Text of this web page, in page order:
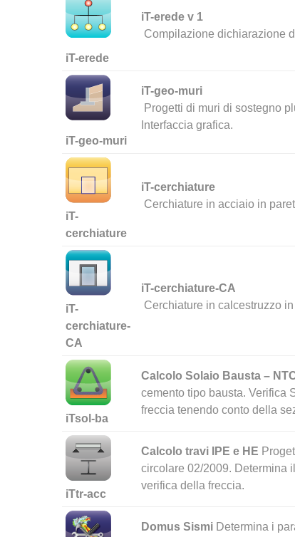
iT-erede
iT-erede v 1
Compilazione dichiarazione
iT-geo-muri
iT-geo-muri
Progetti di muri di sostegno
Interfaccia grafica.
iT-
cerchiature
iT-cerchiature
Cerchiature in acciaio in
iT-
cerchiature-
CA
iT-cerchiature-CA
Cerchiature in calcestruzzo
iTsol-ba
Calcolo Solaio Bausta –
cemento tipo bausta. Verifica
freccia tenendo conto della
iTtr-acc
Calcolo travi IPE e HE
circolare 02/2009. Determina
verifica della freccia.
Domus Sismi Determina i